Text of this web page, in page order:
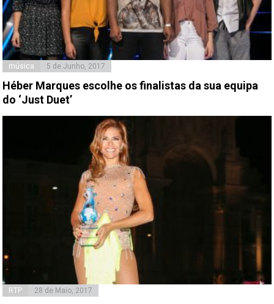
música 5 de Junho, 2017
Héber Marques escolhe os finalistas da sua equipa
do ‘Just Duet’
RTP 28 de Maio, 2017